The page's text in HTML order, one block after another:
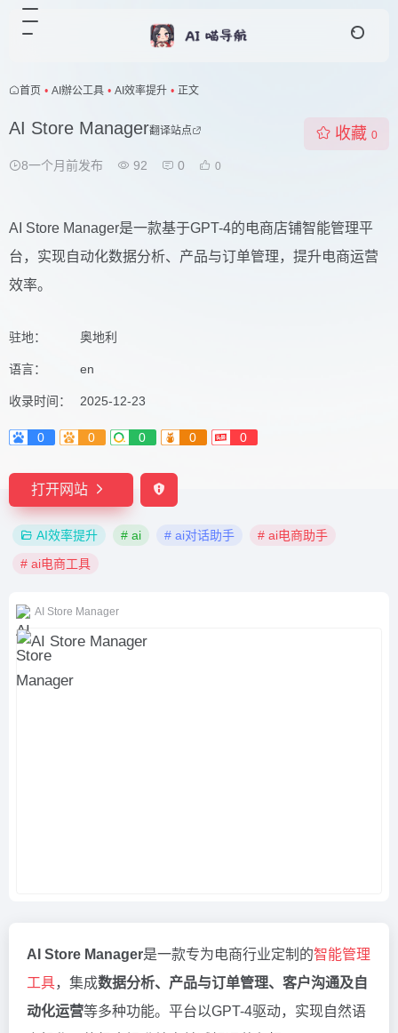
首页 • AI辦公工具 • AI效率提升 • 正文
AI Store Manager翻译站点
8一个月前发布 92 0 0
收藏 0
AI Store Manager是一款基于GPT-4的电商店铺智能管理平
台，实现自动化数据分析、产品与订单管理，提升电商运营
效率。
驻地： 奥地利
语言： en
收录时间： 2025-12-23
0 0 0 0 0
打开网站
AI效率提升 # ai # ai对话助手
# ai电商助手
# ai电商工具
AI Store Manager
AI Store Manager是一款专为电商行业定制的智能管理
工具，集成数据分析、产品与订单管理、客户沟通及自
动化运营等多种功能。平台以GPT-4驱动，实现自然语